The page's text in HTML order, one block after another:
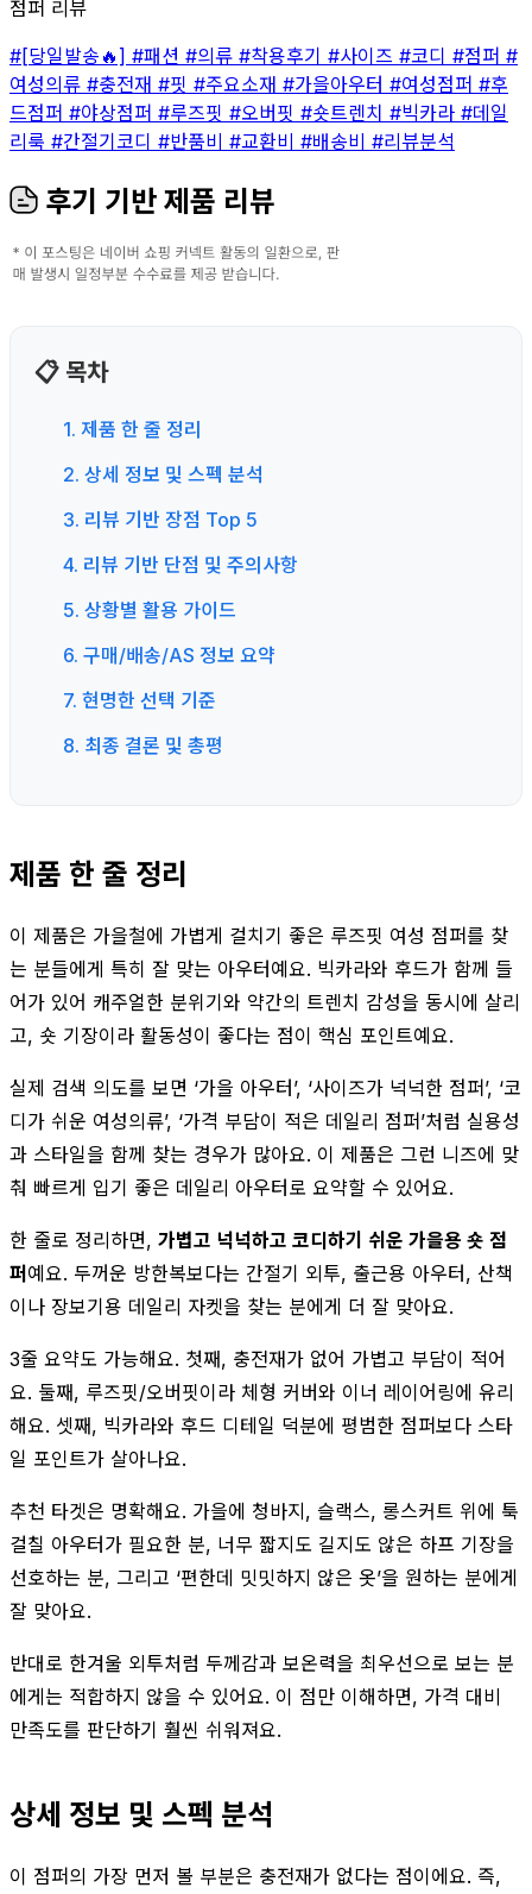
점퍼 리뷰
#[당일발송🔥] #패션 #의류 #착용후기 #사이즈 #코디 #점퍼 #
여성의류 #충전재 #핏 #주요소재 #가을아우터 #여성점퍼 #후
드점퍼 #야상점퍼 #루즈핏 #오버핏 #숏트렌치 #빅카라 #데일
리룩 #간절기코디 #반품비 #교환비 #배송비 #리뷰분석
후기 기반 제품 리뷰
📋 목차
1. 제품 한 줄 정리
2. 상세 정보 및 스펙 분석
3. 리뷰 기반 장점 Top 5
4. 리뷰 기반 단점 및 주의사항
5. 상황별 활용 가이드
6. 구매/배송/AS 정보 요약
7. 현명한 선택 기준
8. 최종 결론 및 총평
제품 한 줄 정리
이 제품은 가을철에 가볍게 걸치기 좋은 루즈핏 여성 점퍼를 찾
는 분들에게 특히 잘 맞는 아우터예요. 빅카라와 후드가 함께 들
어가 있어 캐주얼한 분위기와 약간의 트렌치 감성을 동시에 살리
고, 숏 기장이라 활동성이 좋다는 점이 핵심 포인트예요.
실제 검색 의도를 보면 ‘가을 아우터’, ‘사이즈가 넉넉한 점퍼’, ‘코
디가 쉬운 여성의류’, ‘가격 부담이 적은 데일리 점퍼’처럼 실용성
과 스타일을 함께 찾는 경우가 많아요. 이 제품은 그런 니즈에 맞
춰 빠르게 입기 좋은 데일리 아우터로 요약할 수 있어요.
한 줄로 정리하면, 가볍고 넉넉하고 코디하기 쉬운 가을용 숏 점
퍼예요. 두꺼운 방한복보다는 간절기 외투, 출근용 아우터, 산책
이나 장보기용 데일리 자켓을 찾는 분에게 더 잘 맞아요.
3줄 요약도 가능해요. 첫째, 충전재가 없어 가볍고 부담이 적어
요. 둘째, 루즈핏/오버핏이라 체형 커버와 이너 레이어링에 유리
해요. 셋째, 빅카라와 후드 디테일 덕분에 평범한 점퍼보다 스타
일 포인트가 살아나요.
추천 타겟은 명확해요. 가을에 청바지, 슬랙스, 롱스커트 위에 툭
걸칠 아우터가 필요한 분, 너무 짧지도 길지도 않은 하프 기장을
선호하는 분, 그리고 ‘편한데 밋밋하지 않은 옷’을 원하는 분에게
잘 맞아요.
반대로 한겨울 외투처럼 두께감과 보온력을 최우선으로 보는 분
에게는 적합하지 않을 수 있어요. 이 점만 이해하면, 가격 대비
만족도를 판단하기 훨씬 쉬워져요.
상세 정보 및 스펙 분석
이 점퍼의 가장 먼저 볼 부분은 충전재가 없다는 점이에요. 즉,